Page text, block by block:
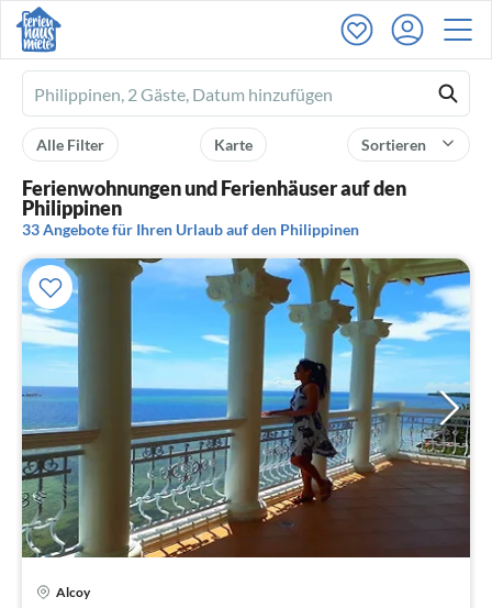
Ferienhausmiete
logo
Sortieren
Karte
Alle Filter
Ferienwohnungen und Ferienhäuser auf den
Philippinen
33 Angebote für Ihren Urlaub auf den Philippinen
Alcoy